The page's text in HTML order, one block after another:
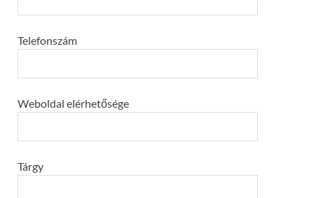
Telefonszám
Weboldal elérhetősége
Tárgy